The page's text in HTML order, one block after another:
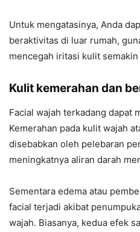
Untuk mengatasinya, Anda
beraktivitas di luar rumah,
mencegah iritasi kulit semakin
Kulit kemerahan dan
Facial wajah terkadang dapat
Kemerahan pada kulit wajah
disebabkan oleh pelebaran
meningkatnya aliran darah
Sementara edema atau
facial terjadi akibat
wajah. Biasanya, kedua efek